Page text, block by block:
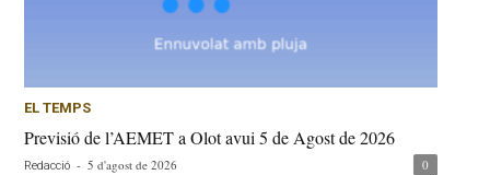
EL TEMPS
Previsió de l’AEMET a Olot avui 5 de Agost de 2026
Redacció - 5 d'agost de 2026 0